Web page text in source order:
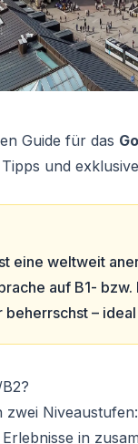
Guide für das
und
eine weltweit
auf B1-
beherrschst –
zwei Niveaustufen:
in